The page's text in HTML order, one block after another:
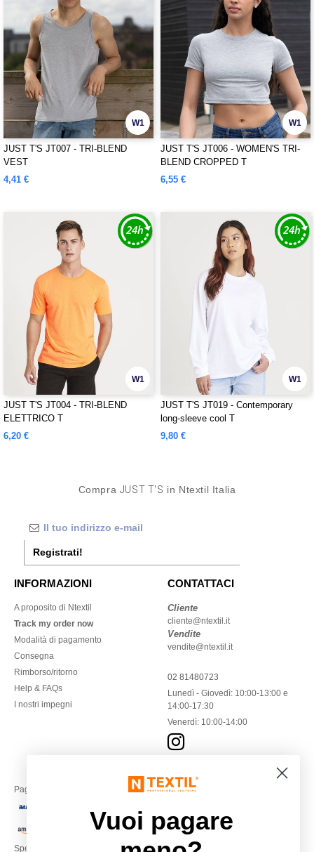
W1
JUST T'S JT007 - TRI-BLEND
VEST
4,41 €
W1
JUST T'S JT006 - WOMEN'S TRI-
BLEND CROPPED T
6,55 €
W1
JUST T'S JT004 - TRI-BLEND
ELETTRICO T
6,20 €
W1
JUST T'S JT019 - Contemporary
long-sleeve cool T
9,80 €
Compra JUST T'S in Ntextil Italia
Registrati!
INFORMAZIONI
A proposito di Ntextil
Track my order now
Modalità di pagamento
Consegna
Rimborso/ritorno
Help & FAQs
I nostri impegni
CONTATTACI
Cliente
cliente@ntextil.it
Vendite
vendite@ntextil.it
02 81480723
Lunedì - Giovedì: 10:00-13:00 e
14:00-17:30
Venerdì: 10:00-14:00
Paga con
Spediamo con
Vuoi pagare